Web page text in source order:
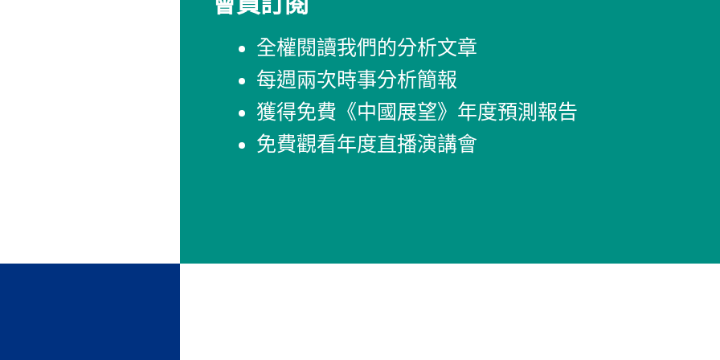
全權閱讀我們的分析文章
每週兩次時事分析簡報
獲得免費《中國展望》年度預測報告
免費觀看年度直播演講會